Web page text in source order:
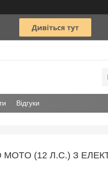
Відгуки
MOTO (12 Л.С.) З